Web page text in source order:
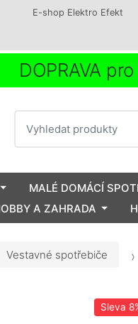
E-shop Elektro Efekt
DOPRAVA
MALÉ DOMÁCÍ
A ZAHRADA
Vestavné spotřebiče
Sleva